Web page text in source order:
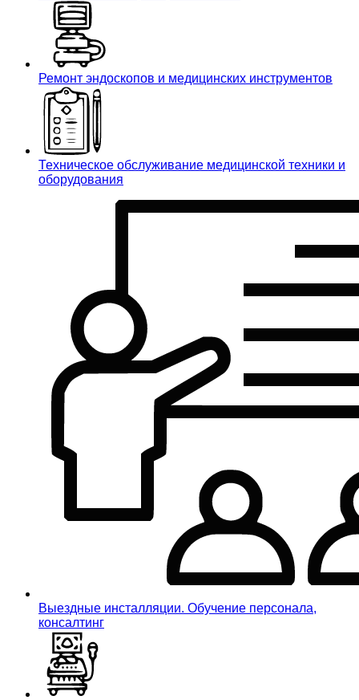
Ремонт эндоскопов и медицинских инструментов
Техническое обслуживание медицинской техники и
оборудования
Выездные инсталляции. Обучение персонала,
консалтинг